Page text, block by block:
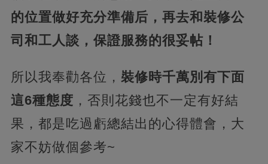
的位置做好充分準備后，再去和裝修公
司和工人談，保證服務的很妥帖！
所以我奉勸各位， 裝修時千萬別有下面
這6種態度 ，否則花錢也不一定有好結
果，都是吃過虧總結出的心得體會，大
家不妨做個參考~